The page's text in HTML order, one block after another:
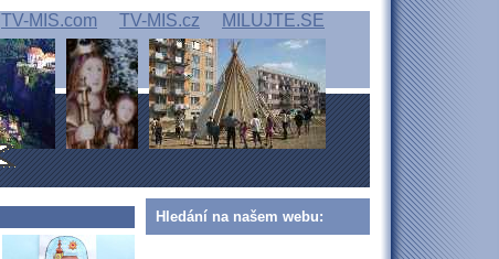
TV-MIS.com TV-MIS.cz MILUJTE.SE
Hledání na našem webu: